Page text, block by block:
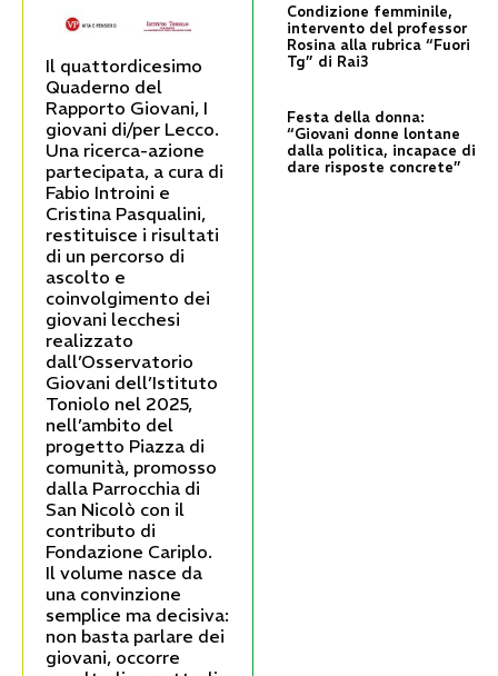
Il quattordicesimo
Quaderno del
Rapporto Giovani, I
giovani di/per Lecco.
Una ricerca-azione
partecipata, a cura di
Fabio Introini e
Cristina Pasqualini,
restituisce i risultati
di un percorso di
ascolto e
coinvolgimento dei
giovani lecchesi
realizzato
dall’Osservatorio
Giovani dell’Istituto
Toniolo nel 2025,
nell’ambito del
progetto Piazza di
comunità, promosso
dalla Parrocchia di
San Nicolò con il
contributo di
Fondazione Cariplo.
Il volume nasce da
una convinzione
semplice ma decisiva:
non basta parlare dei
giovani, occorre
Condizione femminile,
intervento del professor
Rosina alla rubrica “Fuori
Tg” di Rai3
Festa della donna:
“Giovani donne lontane
dalla politica, incapace di
dare risposte concrete”